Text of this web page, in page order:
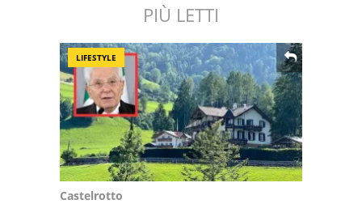
PIÙ LETTI
LIFESTYLE
Castelrotto